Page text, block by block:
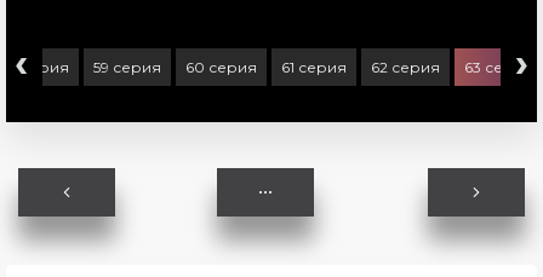
‹
58 серия 59 серия 60 серия 61 серия 62 серия 63 серия
›